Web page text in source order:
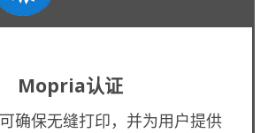
Mopria认证
确保无缝打印，并为用户提供